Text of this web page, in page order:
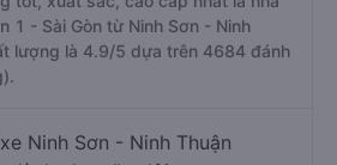
1 - Sài Gòn từ Ninh Sơn - Ninh
lượng là 4.9/5 dựa trên 4684 đánh
Ninh Sơn - Ninh Thuận